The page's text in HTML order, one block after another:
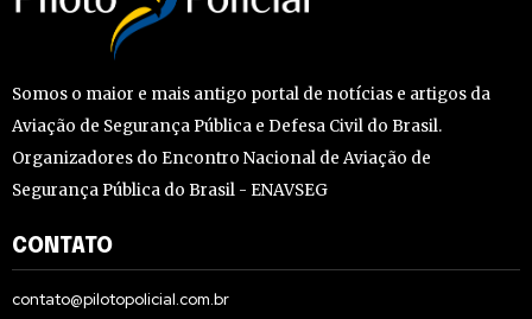
Somos o maior e mais antigo portal de notícias e artigos da
Aviação de Segurança Pública e Defesa Civil do Brasil.
Organizadores do Encontro Nacional de Aviação de
Segurança Pública do Brasil - ENAVSEG
CONTATO
contato@pilotopolicial.com.br